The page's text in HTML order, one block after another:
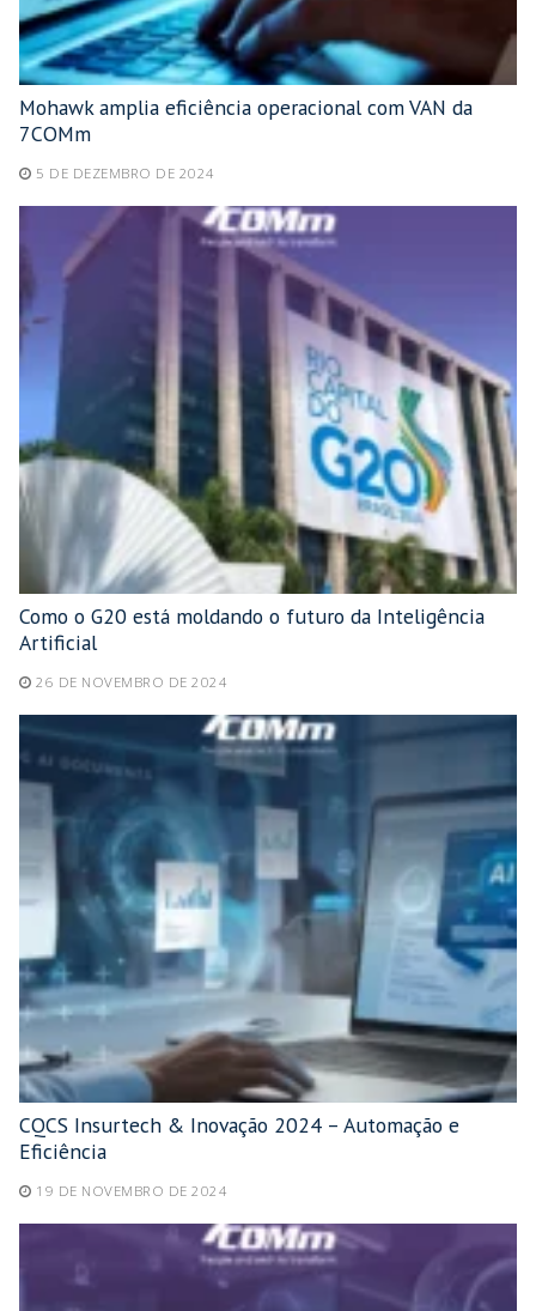
Mohawk amplia eficiência operacional com VAN da
7COMm
5 DE DEZEMBRO DE 2024
Como o G20 está moldando o futuro da Inteligência
Artificial
26 DE NOVEMBRO DE 2024
CQCS Insurtech & Inovação 2024 – Automação e
Eficiência
19 DE NOVEMBRO DE 2024